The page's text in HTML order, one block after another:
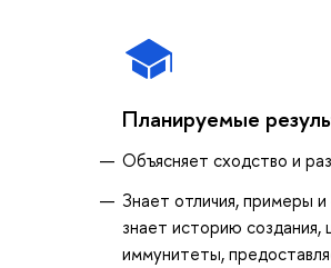
Планируемые
Объясняет сходство и
Знает отличия, примеры
знает историю
иммунитеты,